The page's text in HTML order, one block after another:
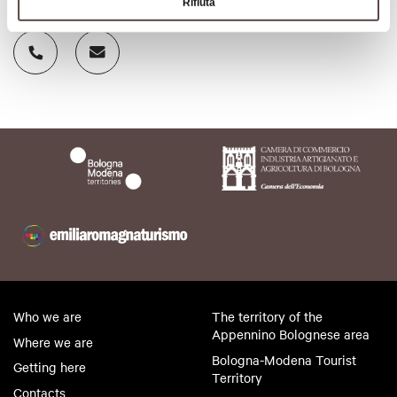
Who we are
Where we are
Getting here
Contacts
The territory of the
Appennino Bolognese area
Bologna-Modena Tourist
Territory